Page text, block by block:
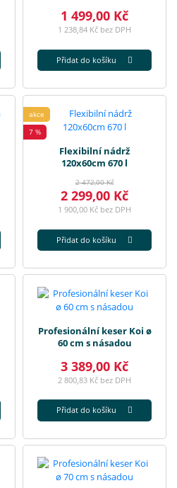
1 499,00 Kč
1 238,84 Kč bez DPH
Přidat do košíku
akce
7 %
Flexibilní nádrž
120x60cm 670 l
2 472,00 Kč
2 299,00 Kč
1 900,00 Kč bez DPH
Přidat do košíku
Profesionální keser Koi ø
60 cm s násadou
3 389,00 Kč
2 800,83 Kč bez DPH
Přidat do košíku